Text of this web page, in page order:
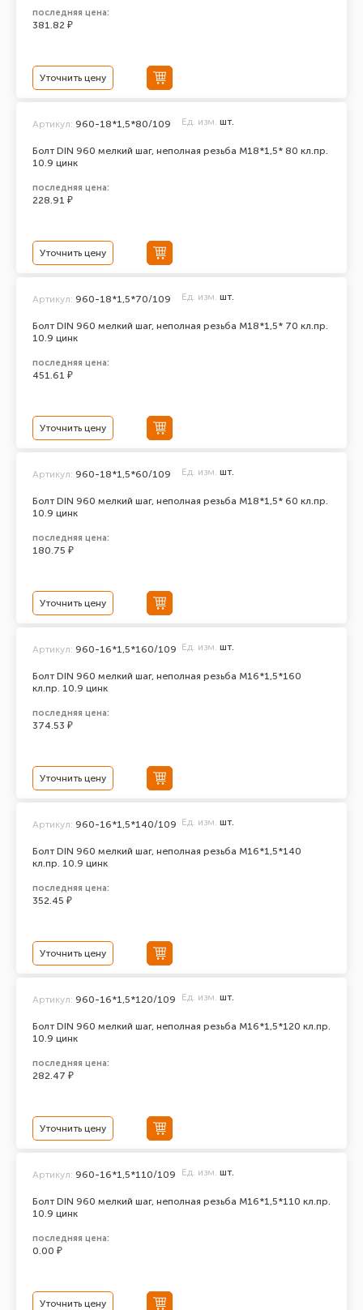
последняя цена:
381.82 ₽
Уточнить цену
Болт DIN 960 мелкий шаг, неполная резьба M18*1,5* 80 кл.пр.
10.9 цинк
Артикул: 960-18*1,5*80/109 Ед. изм. шт.
последняя цена:
228.91 ₽
Уточнить цену
Болт DIN 960 мелкий шаг, неполная резьба M18*1,5* 70 кл.пр.
10.9 цинк
Артикул: 960-18*1,5*70/109 Ед. изм. шт.
последняя цена:
451.61 ₽
Уточнить цену
Болт DIN 960 мелкий шаг, неполная резьба M18*1,5* 60 кл.пр.
10.9 цинк
Артикул: 960-18*1,5*60/109 Ед. изм. шт.
последняя цена:
180.75 ₽
Уточнить цену
Болт DIN 960 мелкий шаг, неполная резьба M16*1,5*160
кл.пр. 10.9 цинк
Артикул: 960-16*1,5*160/109 Ед. изм. шт.
последняя цена:
374.53 ₽
Уточнить цену
Болт DIN 960 мелкий шаг, неполная резьба M16*1,5*140
кл.пр. 10.9 цинк
Артикул: 960-16*1,5*140/109 Ед. изм. шт.
последняя цена:
352.45 ₽
Уточнить цену
Болт DIN 960 мелкий шаг, неполная резьба M16*1,5*120 кл.пр.
10.9 цинк
Артикул: 960-16*1,5*120/109 Ед. изм. шт.
последняя цена:
282.47 ₽
Уточнить цену
Болт DIN 960 мелкий шаг, неполная резьба M16*1,5*110 кл.пр.
10.9 цинк
Артикул: 960-16*1,5*110/109 Ед. изм. шт.
последняя цена:
0.00 ₽
Уточнить цену